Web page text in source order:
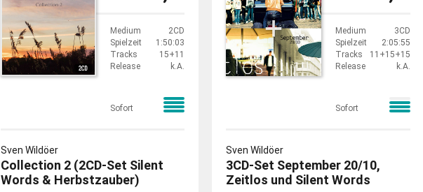
Medium
2CD
Spielzeit
1:50:03
Tracks
15+11
Release
k.A.
Sofort
Sven Wildöer
Collection 2 (2CD-Set Silent
Words & Herbstzauber)
Medium
3CD
Spielzeit
2:05:55
Tracks
11+15+15
Release
k.A.
Sofort
Sven Wildöer
3CD-Set September 20/10,
Zeitlos und Silent Words